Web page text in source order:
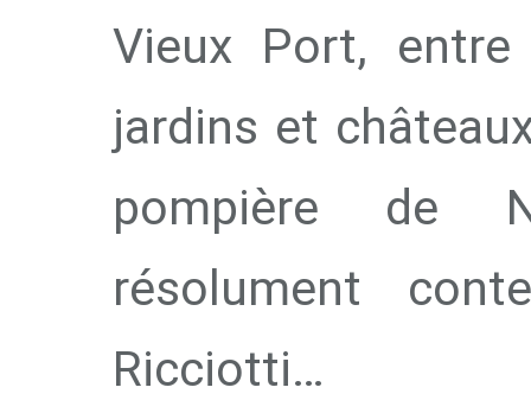
Vieux Port,
jardins et
pompière de
résolument
Ricciotti…